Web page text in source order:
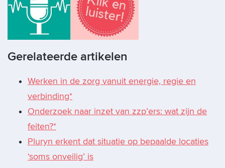
Gerelateerde artikelen
Werken in de zorg vanuit energie, regie en
verbinding*
Onderzoek naar inzet van zzp’ers: wat zijn de
feiten?*
Pluryn erkent dat situatie op bepaalde locaties
‘soms onveilig’ is